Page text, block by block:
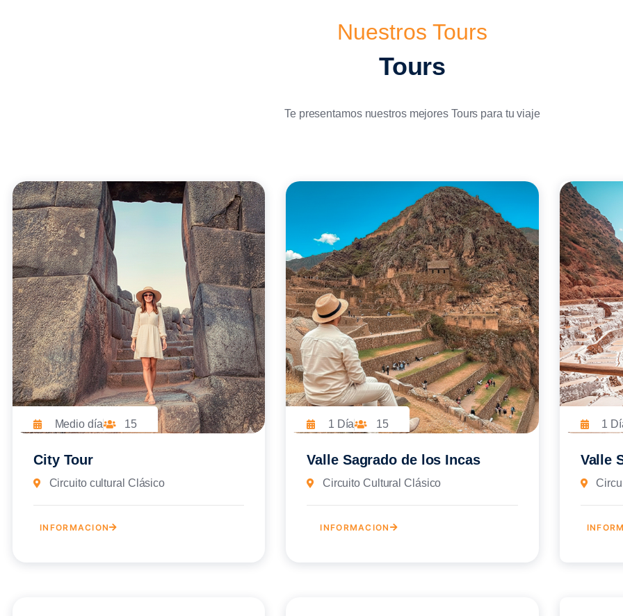
Nuestros Tours
Tours
Te presentamos nuestros mejores Tours para tu viaje
Medio día 15
City Tour
Circuito cultural Clásico
INFORMACION
1 Día 15
Valle Sagrado de los Incas
Circuito Cultural Clásico
INFORMACION
1
Valle